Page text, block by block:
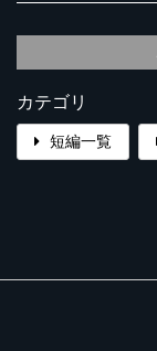
カテゴリ
短編一覧